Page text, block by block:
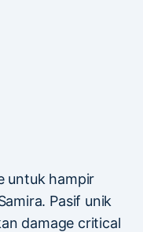
untuk hampir
Pasif unik
damage critical